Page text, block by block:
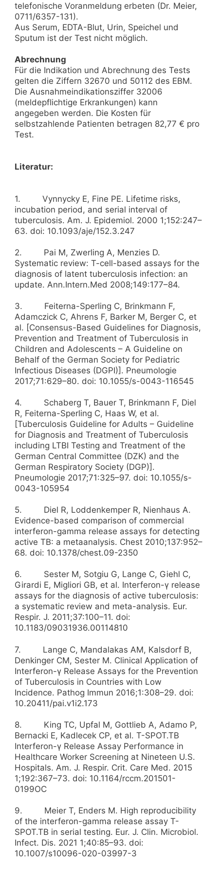
telefonische Voranmeldung erbeten (Dr. Meier,
0711/6357-131).
Aus Serum, EDTA-Blut, Urin, Speichel und
Sputum ist der Test nicht möglich.
Abrechnung
Für die Indikation und Abrechnung des Tests
gelten die Ziffern 32670 und 50112 des EBM.
Die Ausnahmeindikationsziffer 32006
(meldepflichtige Erkrankungen) kann
angegeben werden. Die Kosten für
selbstzahlende Patienten betragen 82,77 € pro
Test.
Literatur:
1. Vynnycky E, Fine PE. Lifetime risks,
incubation period, and serial interval of
tuberculosis. Am. J. Epidemiol. 2000 1;152:247–
63. doi: 10.1093/aje/152.3.247
2. Pai M, Zwerling A, Menzies D.
Systematic review: T-cell-based assays for the
diagnosis of latent tuberculosis infection: an
update. Ann.Intern.Med 2008;149:177–84.
3. Feiterna-Sperling C, Brinkmann F,
Adamczick C, Ahrens F, Barker M, Berger C, et
al. [Consensus-Based Guidelines for Diagnosis,
Prevention and Treatment of Tuberculosis in
Children and Adolescents – A Guideline on
Behalf of the German Society for Pediatric
Infectious Diseases (DGPI)]. Pneumologie
2017;71:629–80. doi: 10.1055/s-0043-116545
4. Schaberg T, Bauer T, Brinkmann F, Diel
R, Feiterna-Sperling C, Haas W, et al.
[Tuberculosis Guideline for Adults – Guideline
for Diagnosis and Treatment of Tuberculosis
including LTBI Testing and Treatment of the
German Central Committee (DZK) and the
German Respiratory Society (DGP)].
Pneumologie 2017;71:325–97. doi: 10.1055/s-
0043-105954
5. Diel R, Loddenkemper R, Nienhaus A.
Evidence-based comparison of commercial
interferon-gamma release assays for detecting
active TB: a metaanalysis. Chest 2010;137:952–
68. doi: 10.1378/chest.09-2350
6. Sester M, Sotgiu G, Lange C, Giehl C,
Girardi E, Migliori GB, et al. Interferon-γ release
assays for the diagnosis of active tuberculosis:
a systematic review and meta-analysis. Eur.
Respir. J. 2011;37:100–11. doi:
10.1183/09031936.00114810
7. Lange C, Mandalakas AM, Kalsdorf B,
Denkinger CM, Sester M. Clinical Application of
Interferon-γ Release Assays for the Prevention
of Tuberculosis in Countries with Low
Incidence. Pathog Immun 2016;1:308–29. doi:
10.20411/pai.v1i2.173
8. King TC, Upfal M, Gottlieb A, Adamo P,
Bernacki E, Kadlecek CP, et al. T-SPOT.TB
Interferon-γ Release Assay Performance in
Healthcare Worker Screening at Nineteen U.S.
Hospitals. Am. J. Respir. Crit. Care Med. 2015
1;192:367–73. doi: 10.1164/rccm.201501-
0199OC
9. Meier T, Enders M. High reproducibility
of the interferon-gamma release assay T-
SPOT.TB in serial testing. Eur. J. Clin. Microbiol.
Infect. Dis. 2021 1;40:85–93. doi:
10.1007/s10096-020-03997-3